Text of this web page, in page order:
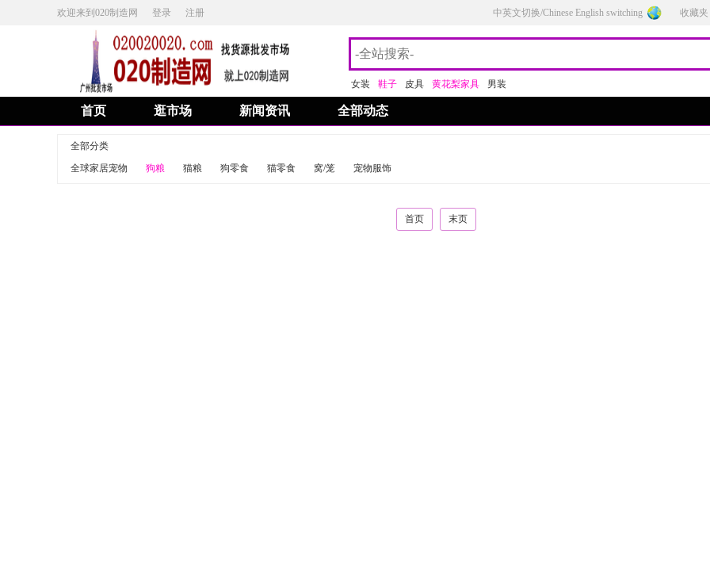
欢迎来到020制造网 登录 注册 中英文切换/Chinese English switching 收藏夹
女装 鞋子 皮具 黄花梨家具 男装
首页 逛市场 新闻资讯 全部动态
全部分类
全球家居宠物
狗粮 猫粮 狗零食 猫零食 窝/笼 宠物服饰
首页 末页